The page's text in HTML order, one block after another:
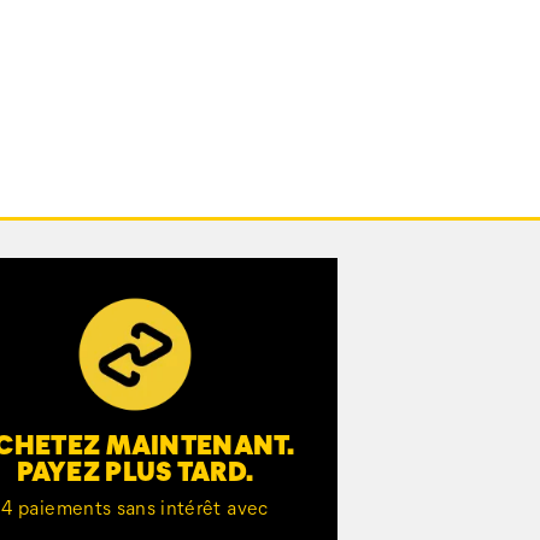
MAINTENANT.
PAYEZ PLUS TARD.
4 paiements sans intérêt avec